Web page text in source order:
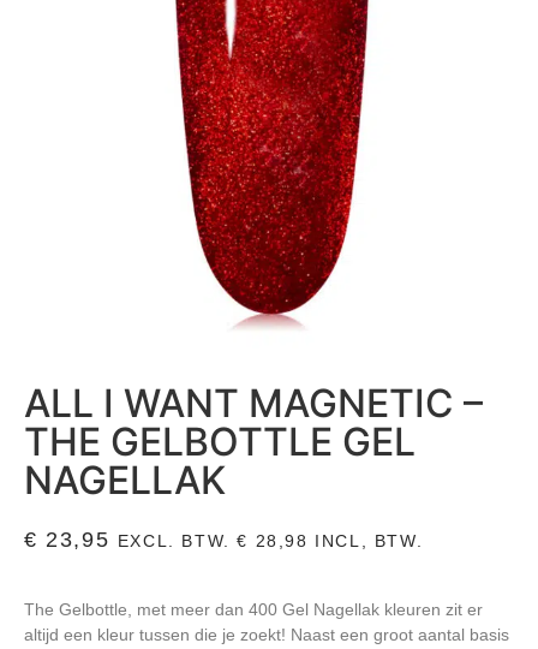
ALL I WANT MAGNETIC –
THE GELBOTTLE GEL
NAGELLAK
€ 23,95 EXCL. BTW.€ 28,98 INCL, BTW.
The Gelbottle, met meer dan 400 Gel Nagellak kleuren zit er
altijd een kleur tussen die je zoekt! Naast een groot aantal basis